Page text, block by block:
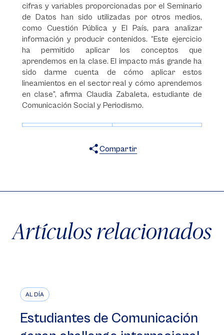
cifras y variables proporcionadas por el Seminario
de Datos han sido utilizadas por otros medios,
como Cuestión Pública y El País, para analizar
información y producir contenidos. “Este ejercicio
ha permitido aplicar los conceptos que
aprendemos en la clase. El impacto más grande ha
sido darme cuenta de cómo aplicar estos
lineamientos en el sector real y cómo aprendemos
en clase”, afirma Claudia Zabaleta, estudiante de
Comunicación Social y Periodismo.
Compartir
Artículos relacionados
AL DÍA
Estudiantes de Comunicación